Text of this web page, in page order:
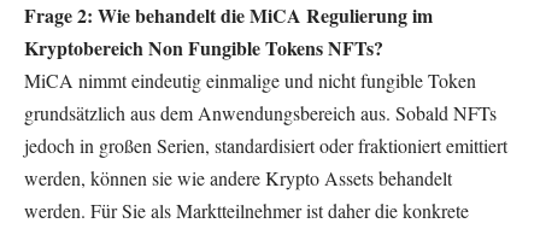
Frage 2: Wie behandelt die MiCA Regulierung im
Kryptobereich Non Fungible Tokens NFTs?
MiCA nimmt eindeutig einmalige und nicht fungible Token
grundsätzlich aus dem Anwendungsbereich aus. Sobald NFTs
jedoch in großen Serien, standardisiert oder fraktioniert emittiert
werden, können sie wie andere Krypto Assets behandelt
werden. Für Sie als Marktteilnehmer ist daher die konkrete